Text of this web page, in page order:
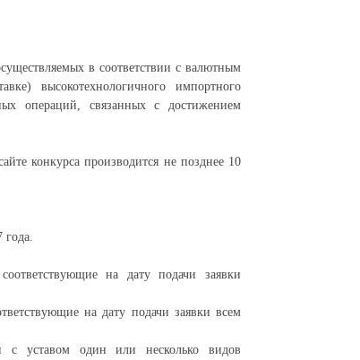
в соответствии с валютным
высокотехнологичного импортного
операций, связанных с достижением
конкурса производится не позднее 10
года.
на дату подачи заявки
на дату подачи заявки всем
с уставом один или несколько видов